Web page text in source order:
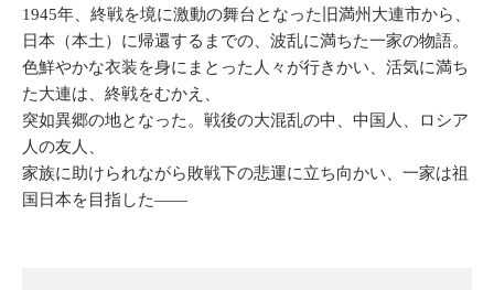
1945年、終戦を境に激動の舞台となった旧満州大連市から、
日本（本土）に帰還するまでの、波乱に満ちた一家の物語。
色鮮やかな衣装を身にまとった人々が行きかい、活気に満ち
た大連は、終戦をむかえ、
突如異郷の地となった。戦後の大混乱の中、中国人、ロシア
人の友人、
家族に助けられながら敗戦下の悲運に立ち向かい、一家は祖
国日本を目指した――